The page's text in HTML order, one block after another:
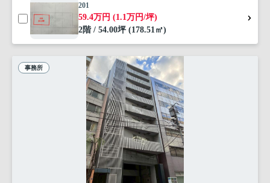
201
59.4万円 (1.1万円/坪)
2階 / 54.00坪 (178.51㎡)
事務所